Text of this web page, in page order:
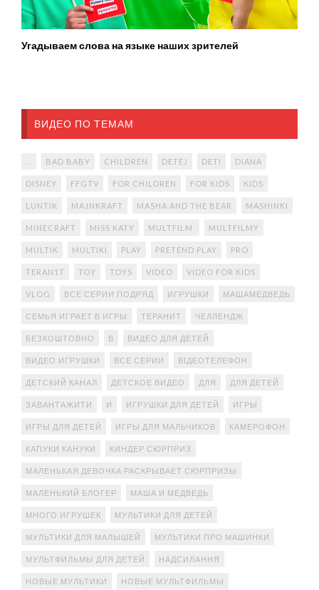
Угадываем слова на языке наших зрителей
ВИДЕО ПО ТЕМАМ
BAD BABY CHILDREN DETEJ DETI DIANA
DISNEY FFGTV FOR CHILDREN FOR KIDS KIDS
LUNTIK MAJNKRAFT MASHA AND THE BEAR MASHINKI
MINECRAFT MISS KATY MULTFILM. MULTFILMY
MULTIK MULTIKI PLAY PRETEND PLAY PRO
TERAN1T TOY TOYS VIDEO VIDEO FOR KIDS
VLOG ВСЕ СЕРИИ ПОДРЯД ИГРУШКИ МАШАМЕДВЕДЬ
СЕМЬЯ ИГРАЕТ В ИГРЫ ТЕРАНИТ ЧЕЛЛЕНДЖ
БЕЗКОШТОВНО В ВИДЕО ДЛЯ ДЕТЕЙ
ВИДЕО ИГРУШКИ ВСЕ СЕРИИ ВІДЕОТЕЛЕФОН
ДЕТСКИЙ КАНАЛ ДЕТСКОЕ ВИДЕО ДЛЯ ДЛЯ ДЕТЕЙ
ЗАВАНТАЖИТИ И ИГРУШКИ ДЛЯ ДЕТЕЙ ИГРЫ
ИГРЫ ДЛЯ ДЕТЕЙ ИГРЫ ДЛЯ МАЛЬЧИКОВ КАМЕРОФОН
КАПУКИ КАНУКИ КИНДЕР СЮРПРИЗ
МАЛЕНЬКАЯ ДЕВОЧКА РАСКРЫВАЕТ СЮРПРИЗЫ
МАЛЕНЬКИЙ БЛОГЕР МАША И МЕДВЕДЬ
МНОГО ИГРУШЕК МУЛЬТИКИ ДЛЯ ДЕТЕЙ
МУЛЬТИКИ ДЛЯ МАЛЫШЕЙ МУЛЬТИКИ ПРО МАШИНКИ
МУЛЬТФИЛЬМЫ ДЛЯ ДЕТЕЙ НАДСИЛАННЯ
НОВЫЕ МУЛЬТИКИ НОВЫЕ МУЛЬТФИЛЬМЫ